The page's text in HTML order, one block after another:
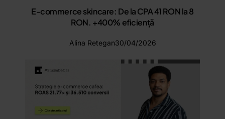
E-commerce skincare: De la CPA 41 RON la 8
RON. +400% eficiență
Alina Retegan30/04/2026